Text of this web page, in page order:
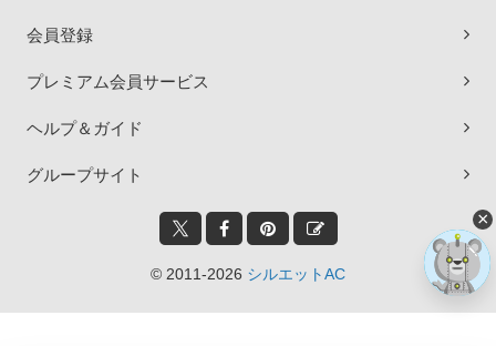
会員登録
プレミアム会員サービス
ヘルプ＆ガイド
グループサイト
© 2011-2026 シルエットAC
×